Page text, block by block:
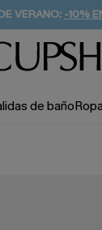
VERANO: -10%
& GANAR -
A
de bañoRopa